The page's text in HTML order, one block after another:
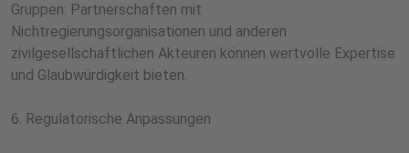
Gruppen: Partnerschaften mit
Nichtregierungsorganisationen und anderen
zivilgesellschaftlichen Akteuren können wertvolle Expertise
und Glaubwürdigkeit bieten.
6. Regulatorische Anpassungen